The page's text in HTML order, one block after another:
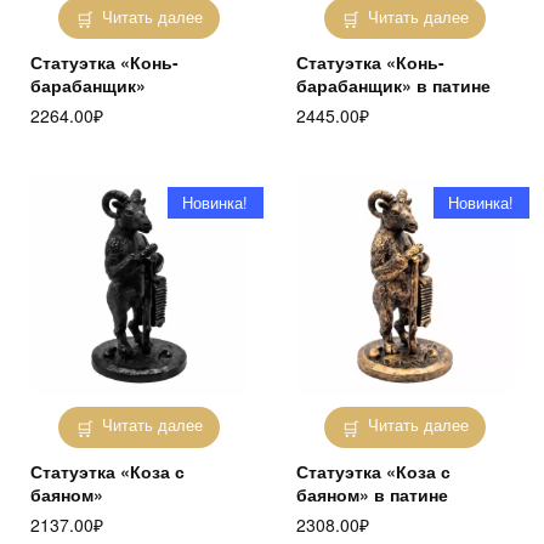
Читать далее
Статуэтка «Конь-
барабанщик»
2264.00₽
Читать далее
Статуэтка «Конь-
барабанщик» в патине
2445.00₽
Читать далее
Новинка!
Статуэтка «Коза с
баяном»
2137.00₽
Читать далее
Новинка!
Статуэтка «Коза с
баяном» в патине
2308.00₽